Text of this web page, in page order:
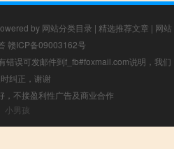
by 网站分类目录 | 精选推荐文章 | 网站
赣ICP备09003162号
错误可发邮件到f_fb#foxmail.com说明，我们
纠正，谢谢
，不接盈利性广告及商业合作
小男孩